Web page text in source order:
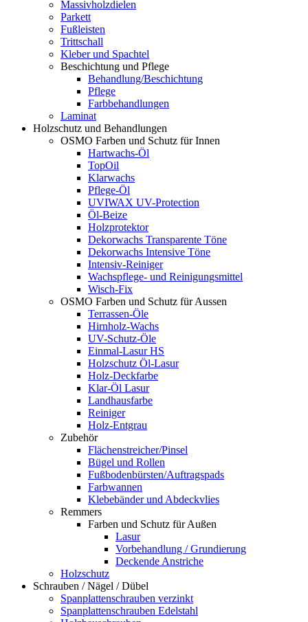
Massivholzdielen
Parkett
Fußleisten
Trittschall
Kleber und Spachtel
Beschichtung und Pflege
Behandlung/Beschichtung
Pflege
Farbbehandlungen
Laminat
Holzschutz und Behandlungen
OSMO Farben und Schutz für Innen
Hartwachs-Öl
TopOil
Klarwachs
Pflege-Öl
UVIWAX UV-Protection
Öl-Beize
Holzprotektor
Dekorwachs Transparente Töne
Dekorwachs Intensive Töne
Intensiv-Reiniger
Wachspflege- und Reinigungsmittel
Wisch-Fix
OSMO Farben und Schutz für Aussen
Terrassen-Öle
Hirnholz-Wachs
UV-Schutz-Öle
Einmal-Lasur HS
Holzschutz Öl-Lasur
Holz-Deckfarbe
Klar-Öl Lasur
Landhausfarbe
Reiniger
Holz-Entgrau
Zubehör
Flächenstreicher/Pinsel
Bügel und Rollen
Fußbodenbürsten/Auftragspads
Farbwannen
Klebebänder und Abdeckvlies
Remmers
Farben und Schutz für Außen
Lasur
Vorbehandlung / Grundierung
Deckende Anstriche
Holzschutz
Schrauben / Nägel / Dübel
Spanplattenschrauben verzinkt
Spanplattenschrauben Edelstahl